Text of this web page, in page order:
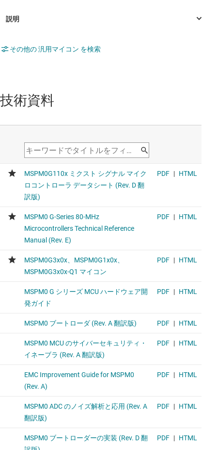
その他の 汎用マイコン を検索
技術資料